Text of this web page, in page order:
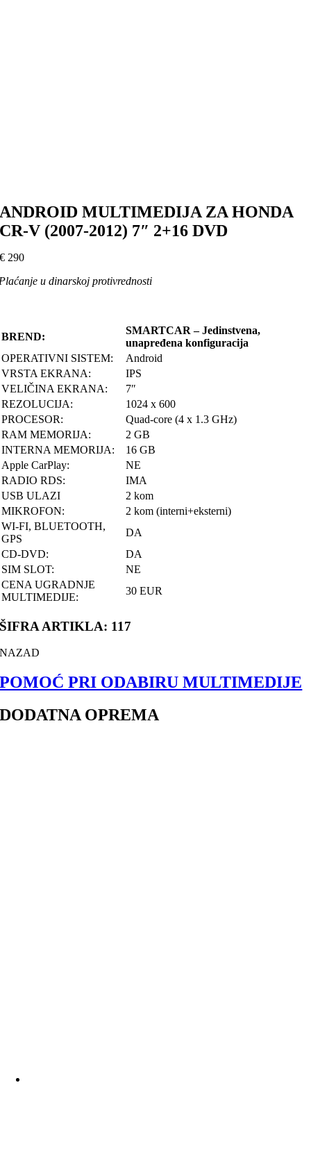
ANDROID MULTIMEDIJA ZA HONDA
CR-V (2007-2012) 7″ 2+16 DVD
€ 290
u dinarskoj protivrednosti
BREND:
SMARTCAR – Jedinstvena,
unapređena konfiguracija
OPERATIVNI SISTEM:
Android
VRSTA EKRANA:
IPS
VELIČINA EKRANA:
7″
REZOLUCIJA:
1024 x 600
PROCESOR:
Quad-core (4 x 1.3 GHz)
RAM MEMORIJA:
2 GB
INTERNA MEMORIJA:
16 GB
Apple CarPlay:
NE
RADIO RDS:
IMA
USB ULAZI
2 kom
MIKROFON:
2 kom (interni+eksterni)
WI-FI, BLUETOOTH,
GPS
DA
CD-DVD:
DA
SIM SLOT:
NE
CENA UGRADNJE
MULTIMEDIJE:
30 EUR
ŠIFRA ARTIKLA: 117
NAZAD
POMOĆ PRI ODABIRU MULTIMEDIJE
DODATNA OPREMA